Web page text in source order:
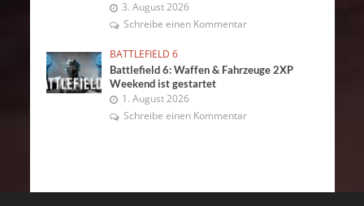
3. August 2026
Schreibe einen Kommentar
BATTLEFIELD 6
Battlefield 6: Waffen & Fahrzeuge 2XP
Weekend ist gestartet
1. August 2026
Schreibe einen Kommentar